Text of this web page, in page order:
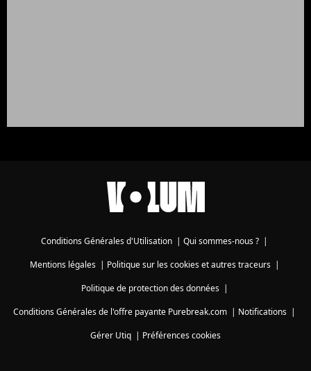
Conditions Générales d'Utilisation Qui sommes-nous ?
Mentions légales| Politique sur les cookies et autres traceurs|
Politique de protection des données|
Conditions Générales de l'offre payante Purebreak.com
Notifications
Gérer Utiq
Préférences cookies